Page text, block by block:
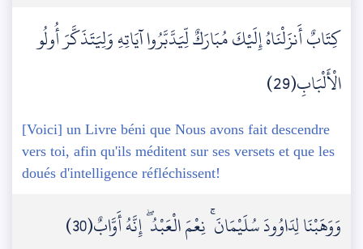
كِتَابٌ أَنزَلْنَاهُ إِلَيْكَ مُبَارَكٌ لِّيَدَّبَّرُوا آيَاتِهِ وَلِيَتَذَكَّرَ أُولُو
الْأَلْبَابِ(29)
[Voici] un Livre béni que Nous avons fait descendre
vers toi, afin qu'ils méditent sur ses versets et que les
doués d'intelligence réfléchissent!
وَوَهَبْنَا لِدَاوُودَ سُلَيْمَانَ ۚ نِعْمَ الْعَبْدُ ۖ إِنَّهُ أَوَّابٌ(30)